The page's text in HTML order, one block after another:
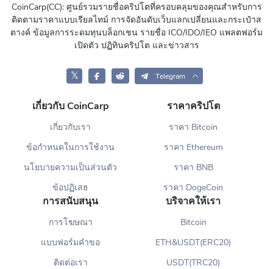
CoinCarp(CC): ศูนย์รวมรายชื่อคริปโตที่ครอบคลุมของคุณสำหรับการ
ติดตามราคาแบบเรียลไทม์ การจัดอันดับเว็บแลกเปลี่ยนและกระเป๋าส
ตางค์ ข้อมูลการระดมทุนบล็อกเชน รายชื่อ ICO/IDO/IEO แพลตฟอร์ม
เปิดตัว ปฏิทินคริปโต และข่าวสาร
𝕏 Telegram
เกี่ยวกับ CoinCarp
เกี่ยวกับเรา
ข้อกำหนดในการใช้งาน
นโยบายความเป็นส่วนตัว
ข้อปฏิเสธ
ราคาคริปโต
ราคา Bitcoin
ราคา Ethereum
ราคา BNB
ราคา DogeCoin
การสนับสนุน
การโฆษณา
แบบฟอร์มคำขอ
ติดต่อเรา
บริจาคให้เรา
Bitcoin
ETH&USDT(ERC20)
USDT(TRC20)